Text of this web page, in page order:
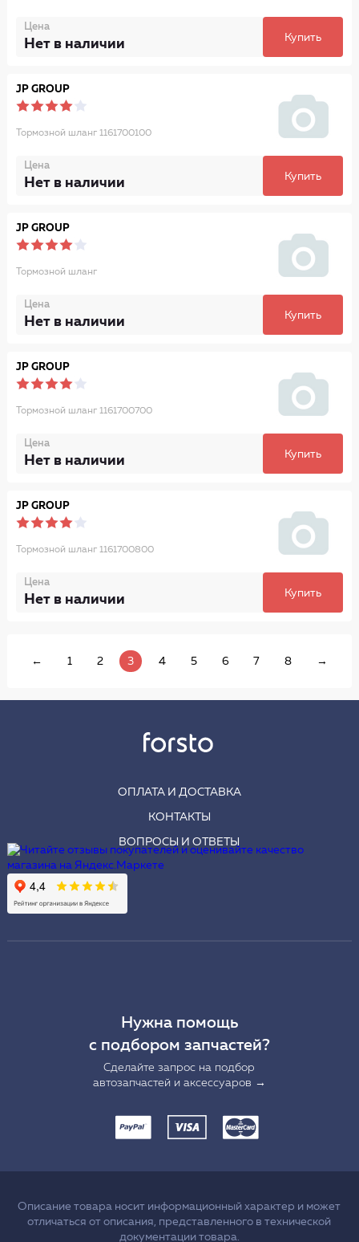
Цена
Нет в наличии Купить
JP GROUP
Тормозной шланг 1161700100
Цена
Нет в наличии Купить
JP GROUP
Тормозной шланг
Цена
Нет в наличии Купить
JP GROUP
Тормозной шланг 1161700700
Цена
Нет в наличии Купить
JP GROUP
Тормозной шланг 1161700800
Цена
Нет в наличии Купить
← 1 2 3 4 5 6 7 8 →
ОПЛАТА И ДОСТАВКА
КОНТАКТЫ
ВОПРОСЫ И ОТВЕТЫ
Нужна помощь
с подбором запчастей?
Сделайте запрос на подбор
автозапчастей и аксессуаров →
Описание товара носит информационный характер и может
отличаться от описания, представленного в технической
документации товара.